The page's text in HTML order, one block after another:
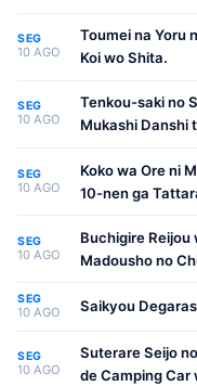
SEG
10 AGO
Toumei na Yoru
Koi wo Shita.
SEG
10 AGO
Tenkou-saki no
Mukashi Danshi
SEG
10 AGO
Koko wa Ore ni
10-nen ga
SEG
10 AGO
Buchigire Reijou
Madousho no
SEG
10 AGO Saikyou
SEG
10 AGO
Suterare Seijo
de Camping Car